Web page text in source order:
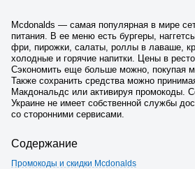
Mcdonalds — самая популярная в мире
питания. В ее меню есть бургеры,
фри, пирожки, салаты, роллы в лаваше,
холодные и горячие напитки. Цены в
Сэкономить еще больше можно, покупая
Также сохранить средства можно
Макдональдс или активируя промокоды.
Украине не имеет собственной службы
со сторонними сервисами.
Содержание
Промокоды и скидки Mcdonalds